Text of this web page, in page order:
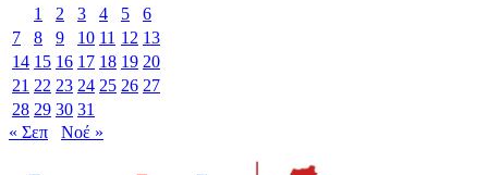
1
2 3 4 5
6
7
8 9 10 11 12 13
14 15 16 17 18 19 20
21 22 23 24 25 26 27
28 29 30 31
« Σεπ
Νοέ »